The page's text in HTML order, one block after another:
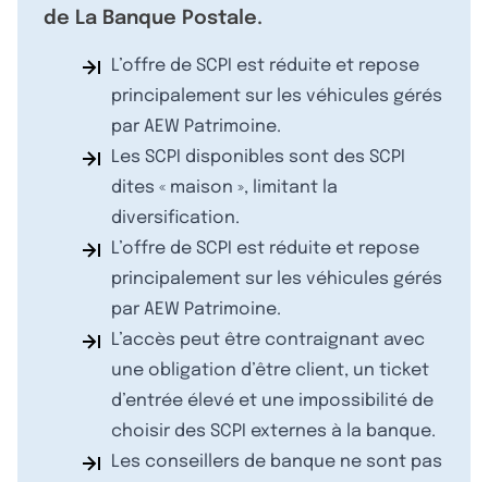
de La Banque Postale.
L’offre de SCPI est réduite et repose
principalement sur les véhicules gérés
par AEW Patrimoine.
Les SCPI disponibles sont des SCPI
dites « maison », limitant la
diversification.
L’offre de SCPI est réduite et repose
principalement sur les véhicules gérés
par AEW Patrimoine.
L’accès peut être contraignant avec
une obligation d’être client, un ticket
d’entrée élevé et une impossibilité de
choisir des SCPI externes à la banque.
Les conseillers de banque ne sont pas